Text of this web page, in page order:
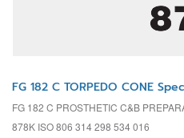
FG 182 C TORPEDO CONE
FG 182 C PROSTHETIC C&B
878K ISO 806 314 298 534 016